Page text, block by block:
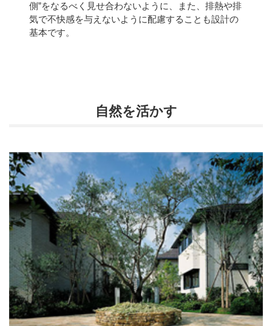
側”をなるべく見せ合わないように、また、排熱や排
気で不快感を与えないように配慮することも設計の
基本です。
自然を活かす